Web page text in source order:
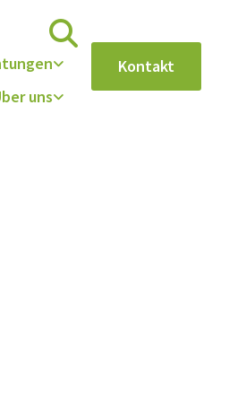
uns
Kontakt